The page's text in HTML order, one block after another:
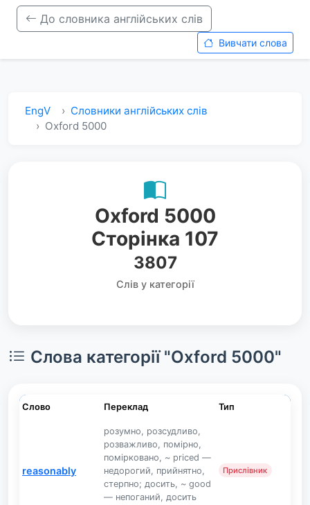
До словника англійських слів
Вивчати слова
EngV
Словники англійських слів
Oxford 5000
Oxford 5000
Сторінка 107
3807
Слів у категорії
Слова категорії "Oxford 5000"
Слово Переклад Тип
reasonably
розумно, розсудливо,
розважливо, помірно,
помірковано, ~ priced —
недорогий, прийнятно,
стерпно; досить, ~ good
— непоганий, досить
Прислівник